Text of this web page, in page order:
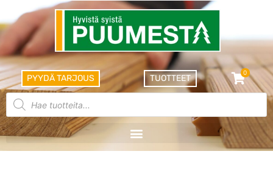
PYYDÄ TARJOUS TUOTTEET
0